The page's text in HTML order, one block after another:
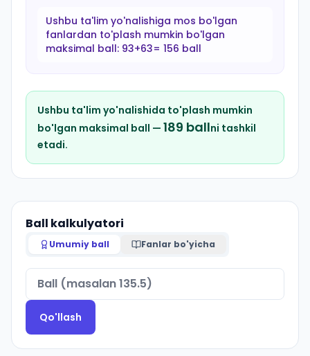
Ushbu ta'lim yo'nalishiga mos bo'lgan
fanlardan to'plash mumkin bo'lgan
maksimal ball: 93+63= 156 ball
Ushbu ta'lim yo'nalishida to'plash mumkin
bo'lgan maksimal ball — 189 ballni tashkil
etadi.
Ball kalkulyatori
Umumiy ball Fanlar bo'yicha
Qo'llash